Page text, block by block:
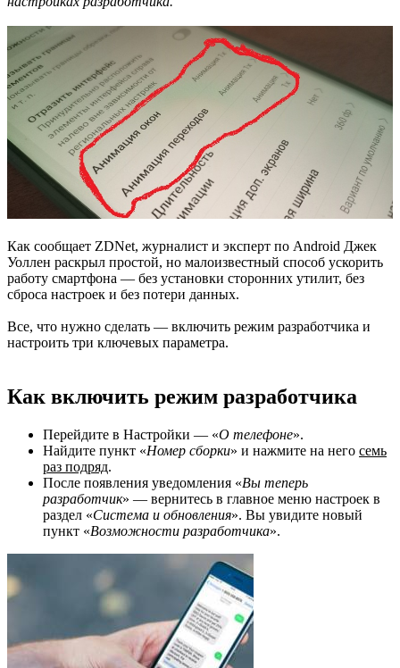
Как сообщает ZDNet, журналист и эксперт по Android Джек
Уоллен раскрыл простой, но малоизвестный способ ускорить
работу смартфона — без установки сторонних утилит, без
сброса настроек и без потери данных.
Все, что нужно сделать — включить режим разработчика и
настроить три ключевых параметра.
Как включить режим разработчика
Перейдите в Настройки — «О телефоне».
Найдите пункт «Номер сборки» и нажмите на него семь
раз подряд.
После появления уведомления «Вы теперь
разработчик» — вернитесь в главное меню настроек в
раздел «Система и обновления». Вы увидите новый
пункт «Возможности разработчика».